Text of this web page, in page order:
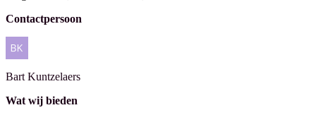
Contactpersoon
Bart Kuntzelaers
Wat wij bieden